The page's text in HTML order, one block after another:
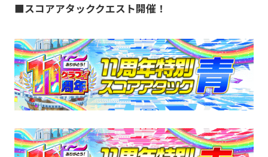
■スコアアタッククエスト開催！